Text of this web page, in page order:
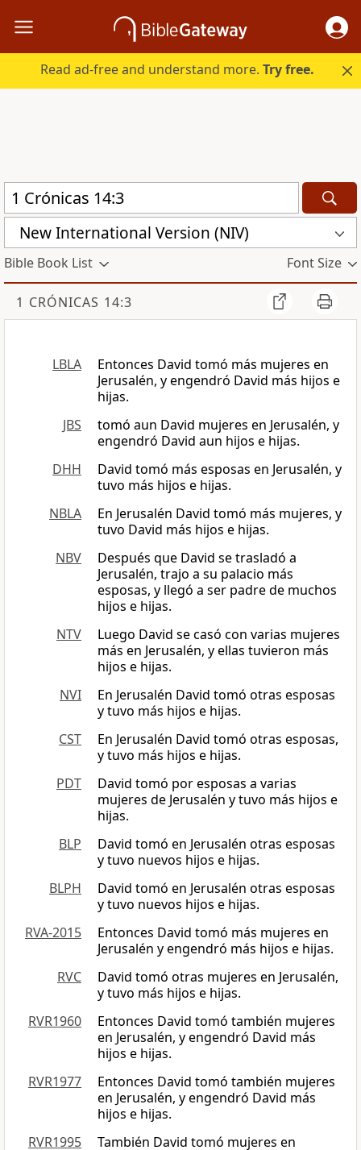
Read ad-free and understand more.Try free.
New International Version (NIV)
Bible Book List Font Size
1 CRÓNICAS 14:3
LBLA
Entonces David tomó más mujeres en
Jerusalén, y engendró David más hijos e
hijas.
JBS
tomó aun David mujeres en Jerusalén, y
engendró David aun hijos e hijas.
DHH
David tomó más esposas en Jerusalén, y
tuvo más hijos e hijas.
NBLA
En Jerusalén David tomó más mujeres, y
tuvo David más hijos e hijas.
NBV
Después que David se trasladó a
Jerusalén, trajo a su palacio más
esposas, y llegó a ser padre de muchos
hijos e hijas.
NTV
Luego David se casó con varias mujeres
más en Jerusalén, y ellas tuvieron más
hijos e hijas.
NVI
En Jerusalén David tomó otras esposas
y tuvo más hijos e hijas.
CST
En Jerusalén David tomó otras esposas,
y tuvo más hijos e hijas.
PDT
David tomó por esposas a varias
mujeres de Jerusalén y tuvo más hijos e
hijas.
BLP
David tomó en Jerusalén otras esposas
y tuvo nuevos hijos e hijas.
BLPH
David tomó en Jerusalén otras esposas
y tuvo nuevos hijos e hijas.
RVA-2015
Entonces David tomó más mujeres en
Jerusalén y engendró más hijos e hijas.
RVC
David tomó otras mujeres en Jerusalén,
y tuvo más hijos e hijas.
RVR1960
Entonces David tomó también mujeres
en Jerusalén, y engendró David más
hijos e hijas.
RVR1977
Entonces David tomó también mujeres
en Jerusalén, y engendró David más
hijos e hijas.
RVR1995
También David tomó mujeres en